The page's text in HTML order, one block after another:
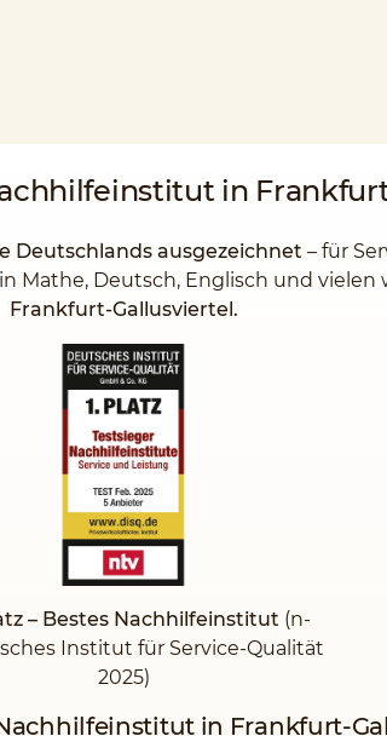
in
Deutschlands ausgezeichnet – für
Mathe, Deutsch, Englisch und vielen
Frankfurt-Gallusviertel.
– Bestes Nachhilfeinstitut (n-
Institut für Service-Qualität
2025)
in Frankfurt-